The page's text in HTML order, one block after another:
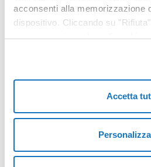
acconsenti alla memorizzazione
dispositivo. Cliccando su
memorizzazione dei soli cookie
Accetta
Personalizza
Proseguendo, l’art. 44 (Requisiti per
dei documenti informatici), comma 1-
tutti i casi in cui la legge prescrive
”, il sistema
, secondo le
guida” (in merito, vedi decreto MEF 17
Altre norme tecniche di riferimento si
conservazione ai sensi degli artt. 20,